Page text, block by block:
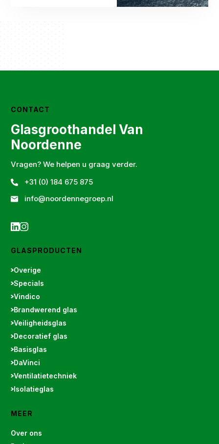
CONTACT
Glasgroothandel Van
Noordenne
Vragen? We helpen u graag verder.
+31 (0) 184 675 875
info@noordennegroep.nl
GLASPRODUCTEN
Overige
Specials
Vindico
Brandwerend glas
Veiligheidsglas
Decoratief glas
Basisglas
DaVinci
Ventilatietechniek
Isolatieglas
MEER
Over ons